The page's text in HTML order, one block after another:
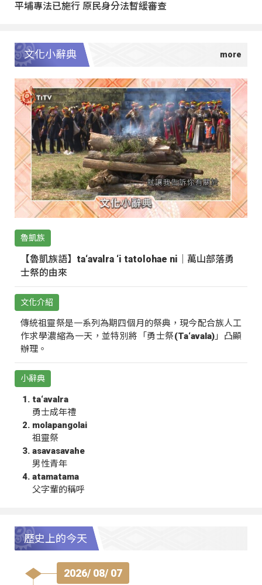
平埔專法已施行 原民身分法暫緩審查
文化小辭典
魯凱族
【魯凱族語】ta‘avalra ‘i tatolohae ni｜萬山部落勇
士祭的由來
文化介紹
傳統祖靈祭是一系列為期四個月的祭典，現今配合族人工
作求學濃縮為一天，並特別將「勇士祭(Ta‘avala)」凸顯
辦理。
小辭典
ta‘avalra
勇士成年禮
molapangolai
祖靈祭
asavasavahe
男性青年
atamatama
父字輩的稱呼
歷史上的今天
2026/ 08/ 07